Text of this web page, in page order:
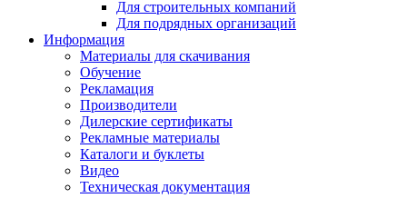
Для строительных компаний
Для подрядных организаций
Информация
Материалы для скачивания
Обучение
Рекламация
Производители
Дилерские сертификаты
Рекламные материалы
Каталоги и буклеты
Видео
Техническая документация